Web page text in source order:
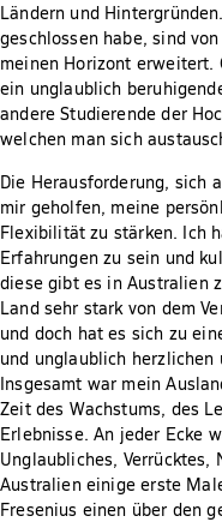
Ländern und
geschlossen habe, sind
meinen Horizont erweitert.
ein unglaublich
andere Studierende der
welchen man sich
Die Herausforderung, sich
mir geholfen, meine
Flexibilität zu stärken. Ich
Erfahrungen zu sein und
diese gibt es in Australien
Land sehr stark von dem
und doch hat es sich zu
und unglaublich
Insgesamt war mein
Zeit des Wachstums, des
Erlebnisse. An jeder Ecke
Unglaubliches, Verrücktes,
Australien einige erste
Fresenius einen über den